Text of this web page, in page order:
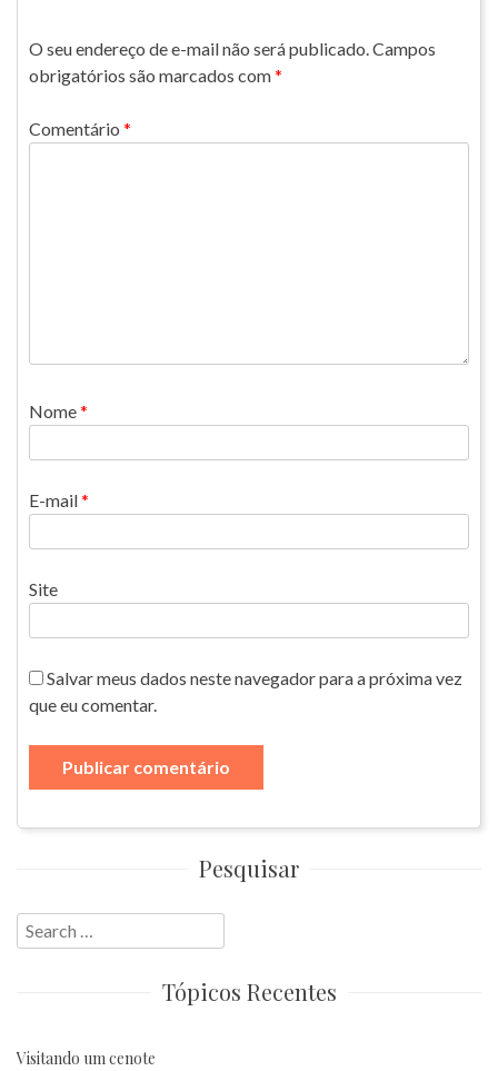
O seu endereço de e-mail não será publicado.Campos
obrigatórios são marcados com*
Comentário *
Nome*
E-mail*
Site
Salvar meus dados neste navegador para a próxima vez
que eu comentar.
Pesquisar
Search
for:
Tópicos Recentes
Visitando um cenote